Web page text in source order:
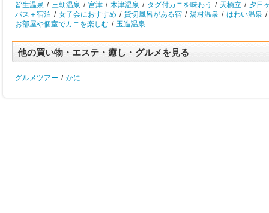
皆生温泉 / 三朝温泉 / 宮津 / 木津温泉 / タグ付カニを味わう / 天橋立 / 夕日
バス＋宿泊 / 女子会におすすめ / 貸切風呂がある宿 / 湯村温泉 / はわい温泉 /
お部屋や個室でカニを楽しむ / 玉造温泉
他の買い物・エステ・癒し・グルメを見る
グルメツアー / かに